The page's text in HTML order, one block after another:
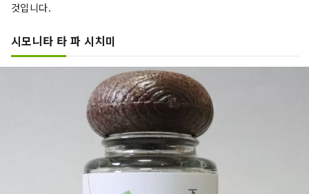
것입니다.
시모니타 타 파 시치미